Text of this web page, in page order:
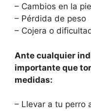
– Cambios en la
– Pérdida de peso
– Cojera o
Ante cualquier
importante que
medidas:
– Llevar a tu perro